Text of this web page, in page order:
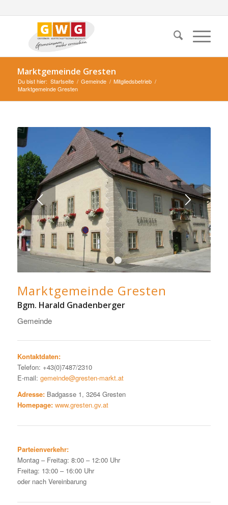
Marktgemeinde Gresten
Du bist hier: Startseite / Gemeinde / Mitgliedsbetrieb /
Marktgemeinde Gresten
1 2
Marktgemeinde Gresten
Bgm. Harald Gnadenberger
Gemeinde
Kontaktdaten:
Telefon: +43(0)7487/2310
E-mail: gemeinde@gresten-markt.at
Adresse:Badgasse 1, 3264 Gresten
Homepage: www.gresten.gv.at
Parteienverkehr:
Montag – Freitag: 8:00 – 12:00 Uhr
Freitag: 13:00 – 16:00 Uhr
oder nach Vereinbarung